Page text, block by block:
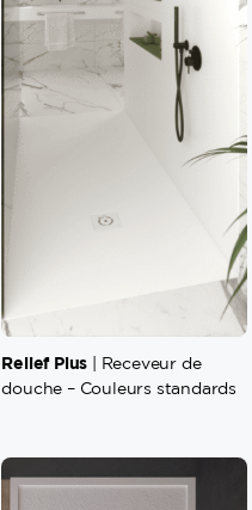
Relief Plus | Receveur de
douche – Couleurs standards